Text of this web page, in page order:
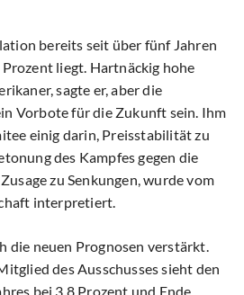
bereits seit über fünf Jahren
liegt. Hartnäckig hohe
sagte er, aber die
Vorbote für die Zukunft sein. Ihm
einig darin, Preisstabilität zu
des Kampfes gegen die
zu Senkungen, wurde vom
interpretiert.
die neuen Prognosen verstärkt.
des Ausschusses sieht den
bei 3,8 Prozent und Ende